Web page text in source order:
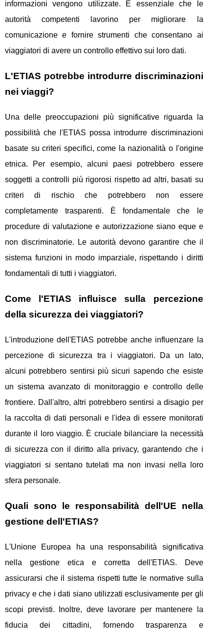
informazioni vengono utilizzate. È essenziale che le
autorità competenti lavorino per migliorare la
comunicazione e fornire strumenti che consentano ai
viaggiatori di avere un controllo effettivo sui loro dati.
L'ETIAS potrebbe introdurre discriminazioni
nei viaggi?
Una delle preoccupazioni più significative riguarda la
possibilità che l'ETIAS possa introdurre discriminazioni
basate su criteri specifici, come la nazionalità o l'origine
etnica. Per esempio, alcuni paesi potrebbero essere
soggetti a controlli più rigorosi rispetto ad altri, basati su
criteri di rischio che potrebbero non essere
completamente trasparenti. È fondamentale che le
procedure di valutazione e autorizzazione siano eque e
non discriminatorie. Le autorità devono garantire che il
sistema funzioni in modo imparziale, rispettando i diritti
fondamentali di tutti i viaggiatori.
Come l'ETIAS influisce sulla percezione
della sicurezza dei viaggiatori?
L'introduzione dell'ETIAS potrebbe anche influenzare la
percezione di sicurezza tra i viaggiatori. Da un lato,
alcuni potrebbero sentirsi più sicuri sapendo che esiste
un sistema avanzato di monitoraggio e controllo delle
frontiere. Dall'altro, altri potrebbero sentirsi a disagio per
la raccolta di dati personali e l'idea di essere monitorati
durante il loro viaggio. È cruciale bilanciare la necessità
di sicurezza con il diritto alla privacy, garantendo che i
viaggiatori si sentano tutelati ma non invasi nella loro
sfera personale.
Quali sono le responsabilità dell'UE nella
gestione dell'ETIAS?
L'Unione Europea ha una responsabilità significativa
nella gestione etica e corretta dell'ETIAS. Deve
assicurarsi che il sistema rispetti tutte le normative sulla
privacy e che i dati siano utilizzati esclusivamente per gli
scopi previsti. Inoltre, deve lavorare per mantenere la
fiducia dei cittadini, fornendo trasparenza e